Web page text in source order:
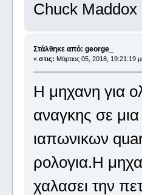
Chuck Maddox
Στάλθηκε από: george_
« στις: Μάρτιος 05, 2018, 19:21:19
Η μηχανη για
αναγκης σε
ιαπωνικων
ρολογια.Η
χαλασει την